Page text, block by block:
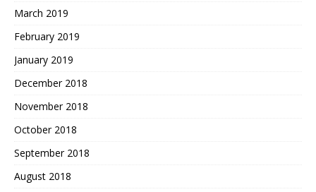
March 2019
February 2019
January 2019
December 2018
November 2018
October 2018
September 2018
August 2018